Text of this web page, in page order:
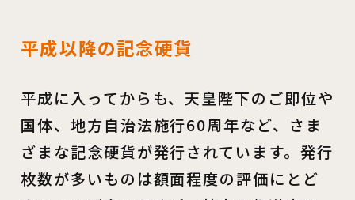
平成以降の記念硬貨
平成に入ってからも、天皇陛下のご即位や
国体、地方自治法施行60周年など、さま
ざまな記念硬貨が発行されています。発行
枚数が多いものは額面程度の評価にとど